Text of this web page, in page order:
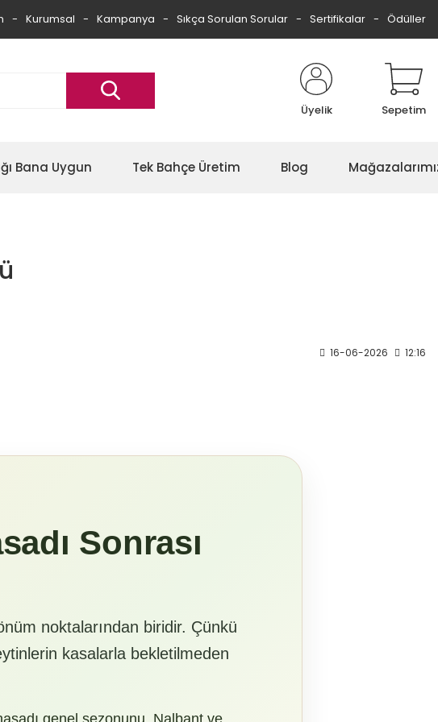
Kurumsal Kampanya Sıkça Sorulan Sorular Sertifikalar Ödüller
Üyelik Sepetim
Bana Uygun Tek Bahçe Üretim Blog
16-06-2026 12:16
Sonrası
noktalarından biridir. Çünkü
kasalarla bekletilmeden
genel sezonunu, Nalbant ve